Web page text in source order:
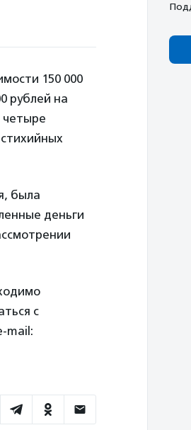
150 000
рублей на
четыре
была
деньги
с
mail: